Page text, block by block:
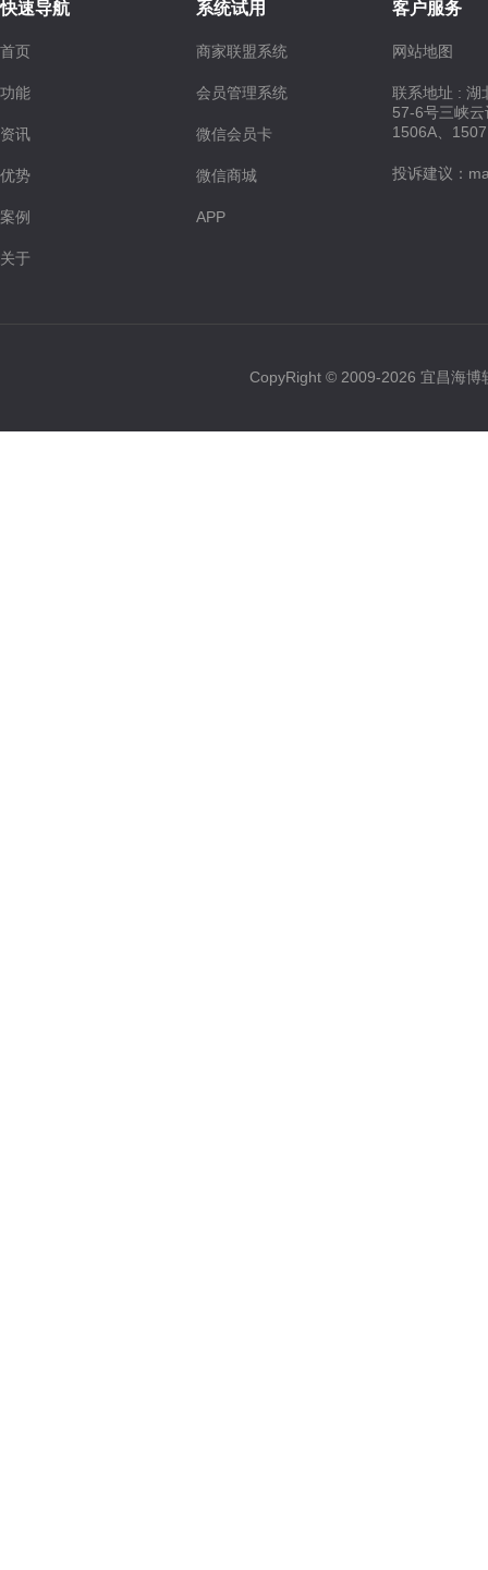
快速导航
首页
功能
资讯
优势
案例
关于
系统试用
商家联盟系统
会员管理系统
微信会员卡
微信商城
APP
客户服务
网站地图
联系地址 : 湖
57-6号三峡
1506A、
投诉建议：
CopyRight © 2009-2026 宜昌海